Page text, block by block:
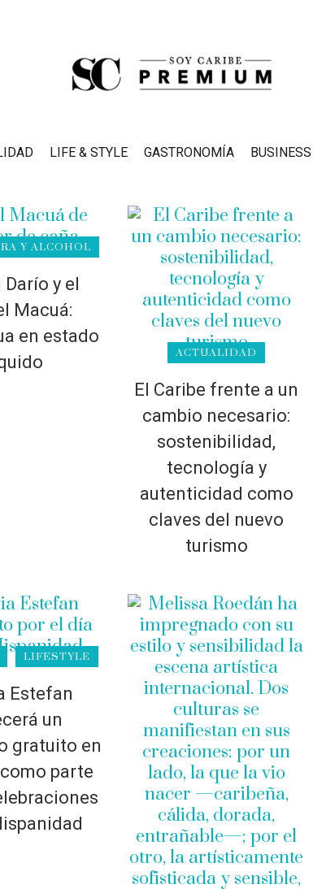
LIFE & STYLE GASTRONOMÍA BUSINESS
Y ALCOHOL
Darío y el
Macuá:
en estado
ACTUALIDAD
El Caribe frente a un
cambio necesario:
sostenibilidad,
tecnología y
autenticidad como
claves del nuevo
turismo
LIFESTYLE
Estefan
un
gratuito en
parte